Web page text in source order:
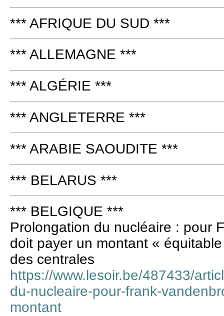
*** AFRIQUE DU SUD ***
*** ALLEMAGNE ***
*** ALGÉRIE ***
*** ANGLETERRE ***
*** ARABIE SAOUDITE ***
*** BELARUS ***
*** BELGIQUE ***
Prolongation du nucléaire : pour
doit payer un montant «
des centrales
https://www.lesoir.be/487433/
du-nucleaire-pour-frank-
montant